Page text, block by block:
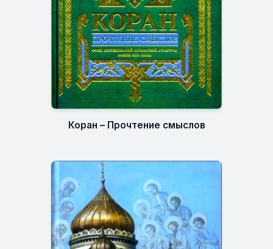
Коран – Прочтение смыслов